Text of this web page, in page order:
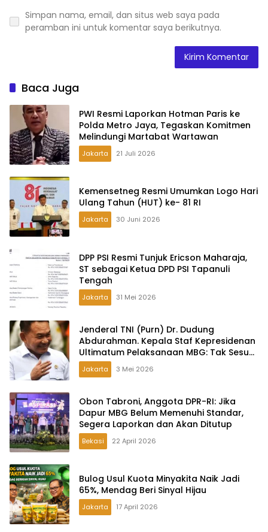
Simpan nama, email, dan situs web saya pada
peramban ini untuk komentar saya berikutnya.
Baca Juga
PWI Resmi Laporkan Hotman Paris ke
Polda Metro Jaya, Tegaskan Komitmen
Melindungi Martabat Wartawan
Jakarta 21 Juli 2026
Kemensetneg Resmi Umumkan Logo Hari
Ulang Tahun (HUT) ke- 81 RI
Jakarta 30 Juni 2026
DPP PSI Resmi Tunjuk Ericson Maharaja,
ST sebagai Ketua DPD PSI Tapanuli
Tengah
Jakarta 31 Mei 2026
Jenderal TNI (Purn) Dr. Dudung
Abdurahman. Kepala Staf Kepresidenan
Ultimatum Pelaksanaan MBG: Tak Sesuai
Aturan di Lapangan, Akan Dibabat
Jakarta 3 Mei 2026
Obon Tabroni, Anggota DPR-RI: Jika
Dapur MBG Belum Memenuhi Standar,
Segera Laporkan dan Akan Ditutup
Bekasi 22 April 2026
Bulog Usul Kuota Minyakita Naik Jadi
65%, Mendag Beri Sinyal Hijau
Jakarta 17 April 2026